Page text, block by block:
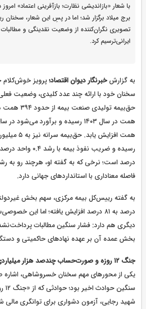
با شعار «بازاندیشی نظارت؛ بازآفرینی اعتماد»
برج میلاد برگزار شد؛ اما در پسِ این شعار، سخنان
تصویری نگران‌کننده از وضعیت نقدینگی و
ایرانی‌ترسیم کرد.
به گزارشخبرنگار دیوان اقتصاد؛پرویز
سخنان خود با ارائه چند عدد کلیدی، وضعیت فعلی
درصد است؛ نرخی که به گفته او، هرچند رو به
فاصله معناداری با استانداردهای جهانی دارد.
درصد به ۸۱ درصد افزایش یافته؛ اما این
دیگری هم دارد: فشار سنگین مطالبات
بخش عمده آن بر عهده نهادهای حاکمیتی و
جنگ ۱۲ روزه و صورت‌حساب چندصد هزار میلیاردی صنعت بیمه
یکی از محورهای مهم سخنان خسروشاهی، اشاره
شهید رجایی، آزمون دشواری برای توانگری